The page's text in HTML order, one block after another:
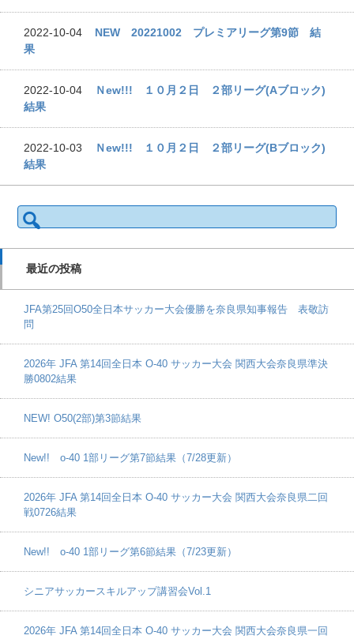
2022-10-04 NEW 20221002 プレミアリーグ第9節 結
果
2022-10-04
Ｎew!!! １０月２日 ２部リーグ(Aブロック)
結果
2022-10-03
Ｎew!!! １０月２日 ２部リーグ(Bブロック)
結果
検
索:
最近の投稿
JFA第25回O50全日本サッカー大会優勝を奈良県知事報告 表敬訪
問
2026年 JFA 第14回全日本 O-40 サッカー大会 関西大会奈良県準決
勝0802結果
NEW! O50(2部)第3節結果
New!! o-40 1部リーグ第7節結果（7/28更新）
2026年 JFA 第14回全日本 O-40 サッカー大会 関西大会奈良県二回
戦0726結果
New!! o-40 1部リーグ第6節結果（7/23更新）
シニアサッカースキルアップ講習会Vol.1
2026年 JFA 第14回全日本 O-40 サッカー大会 関西大会奈良県一回